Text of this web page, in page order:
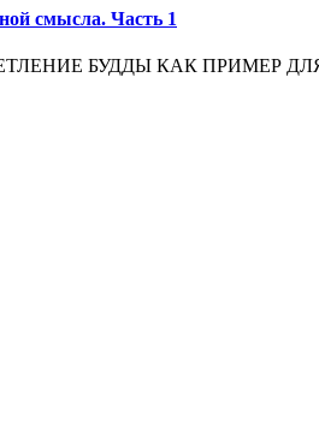
смысла. Часть 1
КАК ПРИМЕР ДЛЯ НАС